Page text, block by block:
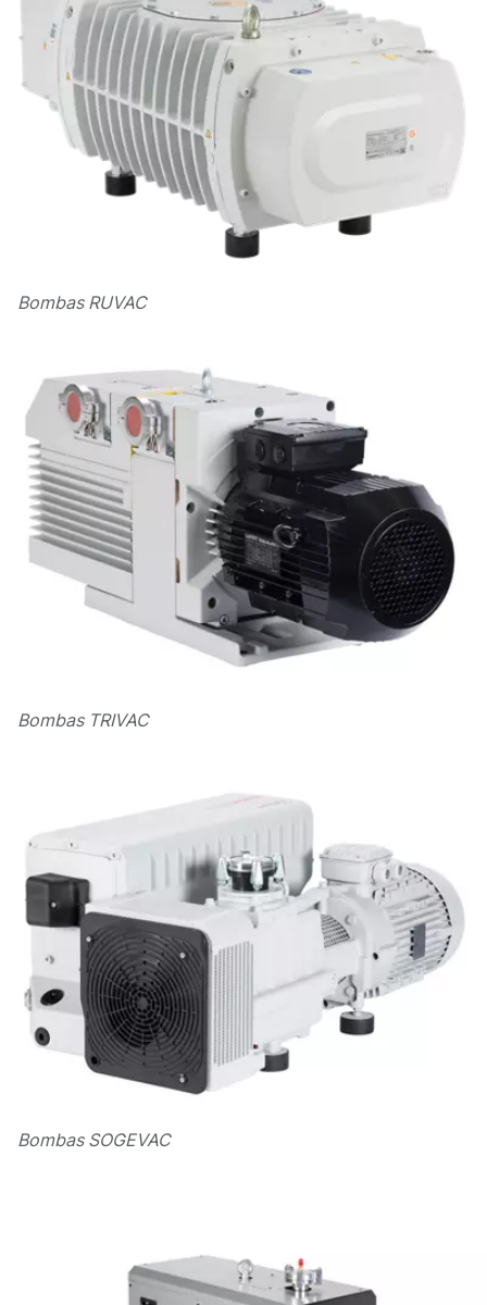
Bombas SOGEVAC
Bombas TRIVAC
Bombas RUVAC